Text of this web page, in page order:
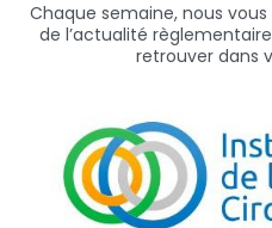
Chaque semaine, nous
de l’actualité
retrouver dans